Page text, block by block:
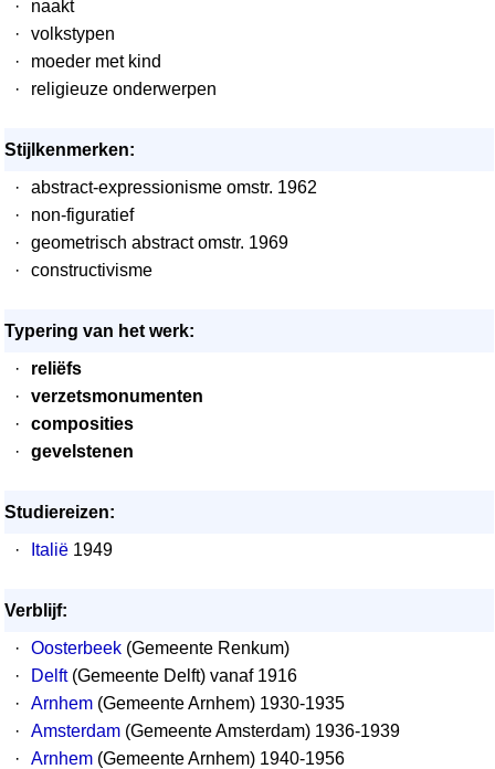
·
naakt
·
volkstypen
·
moeder met kind
·
religieuze onderwerpen
Stijlkenmerken:
·
abstract-expressionisme omstr. 1962
·
non-figuratief
·
geometrisch abstract omstr. 1969
·
constructivisme
Typering van het werk:
·
reliëfs
·
verzetsmonumenten
·
composities
·
gevelstenen
Studiereizen:
·
Italië 1949
Verblijf:
·
Oosterbeek (Gemeente Renkum)
·
Delft(Gemeente Delft) vanaf 1916
·
Arnhem (Gemeente Arnhem) 1930-1935
·
Amsterdam (Gemeente Amsterdam) 1936-1939
·
Arnhem (Gemeente Arnhem) 1940-1956